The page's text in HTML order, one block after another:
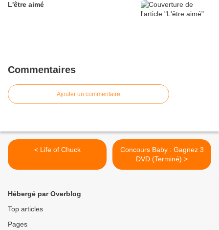
L'être aimé
Commentaires
Ajouter un commentaire
< Life of Chuck
Concours Baby : Gagnez 3
DVD (Terminé) >
Hébergé par Overblog
Top articles
Pages